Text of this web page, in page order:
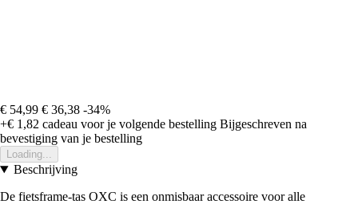
€ 54,99 € 36,38 -34%
+€ 1,82 cadeau voor je volgende bestelling Bijgeschreven na
bevestiging van je bestelling
Loading...
Beschrijving
De fietsframe-tas OXC is een onmisbaar accessoire voor alle